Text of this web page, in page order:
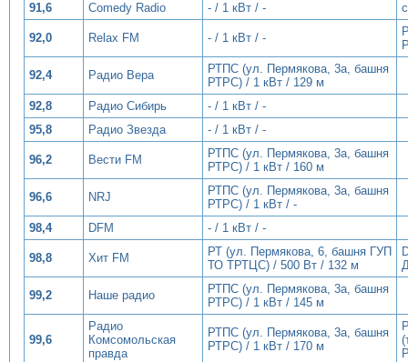
91,6
Comedy Radio - / 1 кВт / -
92,0 Relax FM - / 1 кВт / -
92,4 Радио Вера
РТПС (ул. Пермякова, 3а, башня
РТРС) / 1 кВт / 129 м
92,8
Радио Сибирь
- / 1 кВт / -
95,8
Радио Звезда - / 1 кВт / -
96,2 Вести FM
РТПС (ул. Пермякова, 3а, башня
РТРС) / 1 кВт / 160 м
96,6 NRJ
РТПС (ул. Пермякова, 3а, башня
РТРС) / 1 кВт / -
98,4
DFM - / 1 кВт / -
98,8 Хит FM
РТ (ул. Пермякова, 6, башня ГУП
ТО ТРТЦС) / 500 Вт / 132 м
99,2 Наше радио
РТПС (ул. Пермякова, 3а, башня
РТРС) / 1 кВт / 145 м
99,6
Радио
Комсомольская
правда
РТПС (ул. Пермякова, 3а, башня
РТРС) / 1 кВт / 170 м